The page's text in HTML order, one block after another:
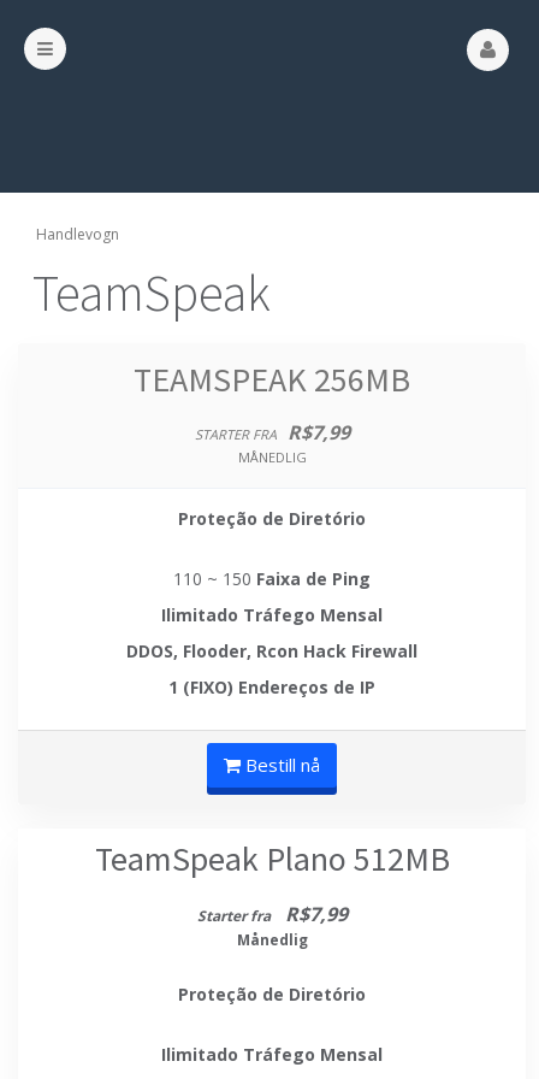
Handlevogn
TeamSpeak
TEAMSPEAK 256MB
STARTER FRA R$7,99
MÅNEDLIG
Proteção de Diretório
110 ~ 150 Faixa de Ping
Ilimitado Tráfego Mensal
DDOS, Flooder, Rcon Hack Firewall
1 (FIXO) Endereços de IP
Bestill nå
TeamSpeak Plano 512MB
Starter fra R$7,99
Månedlig
Proteção de Diretório
Ilimitado Tráfego Mensal